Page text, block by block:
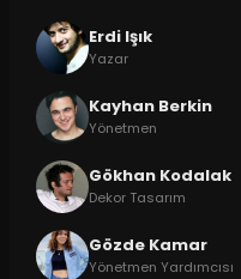
Erdi Işık
Yazar
Kayhan Berkin
Yönetmen
Gökhan Kodalak
Dekor Tasarım
Gözde Kamar
Yönetmen Yardımcısı